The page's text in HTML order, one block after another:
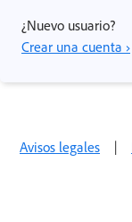
¿Nuevo usuario?
Crear una cuenta ›
Avisos legales |